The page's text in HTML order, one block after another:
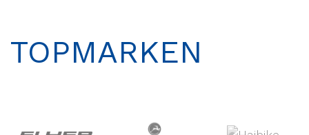
TOPMARKEN